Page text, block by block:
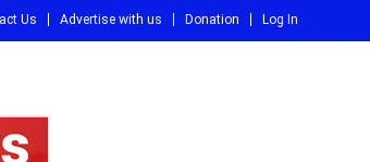
Us Advertise with us Donation Log In